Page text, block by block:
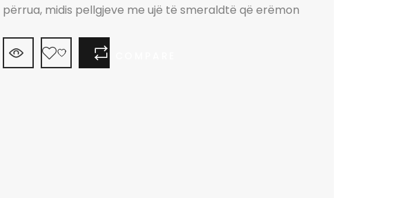
përrua, midis pellgjeve me ujë të smeraldtë që erëmon
edhe përvoja: ka ndodhur, por mund të ndodhë prapë. Ky
është vetëm fillimi. Mes këtyre maleve ka ndodhur diçka